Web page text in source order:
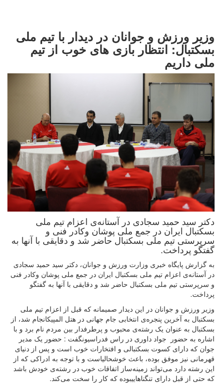
وزیر ورزش و جوانان در دیدار با تیم ملی
بسکتبال: انتظار بازی های خوب از تیم
ملی داریم
دکتر سید حمید سجادی در آستانه‌ی اعزام تیم ملی
بسکتبال ایران در جمع ملی پوشان وکادر فنی و
سرپرستی تیم ملی بسکتبال حاضر شد و دقایقی با آنها به
گفتگو پرداخت.
به گزارش پایگاه خبری وزارت ورزش و جوانان، دکتر سید حمید سجادی
در آستانه‌ی اعزام تیم ملی بسکتبال ایران در جمع ملی پوشان وکادر فنی
و سرپرستی تیم ملی بسکتبال حاضر شد و دقایقی با آنها به گفتگو
پرداخت.
وزیر ورزش و جوانان در این دیدار صمیمانه که قبل از اعزام تیم ملی
بسکتبال به آخرین پنجره‌ی انتخابی جام جهانی در هتل المپیکانجام شد، از
بسکتبال به عنوان یک رشته‌ی محبوب و پرطرفدار بین مردم نام برد و با
اشاره به حضور جواد داوری در راس فدراسیونگفت : حضور یک مدیر
جوان که دارای کسوت بسکتبالی و افتخارات خوب است و پس از دنیای
قهرمانی نیز موفق بوده، باعث خوشحالیاست و با توجه به ادراکی که از
این رشته دارد می‌تواند زمینه‌ساز اتفاقات خوب در رشته‌ی خودش باشد
که حتی از قبل دارای تنگناهاییبوده که کار را سخت می‌کند.